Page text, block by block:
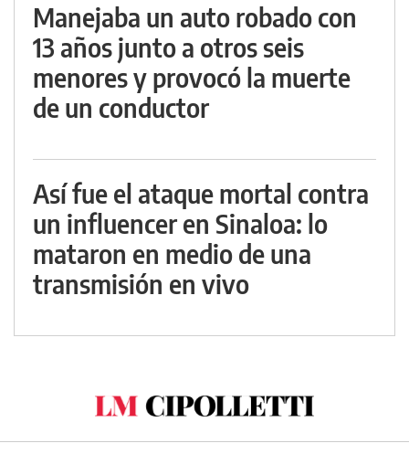
Manejaba un auto robado con
13 años junto a otros seis
menores y provocó la muerte
de un conductor
Así fue el ataque mortal contra
un influencer en Sinaloa: lo
mataron en medio de una
transmisión en vivo